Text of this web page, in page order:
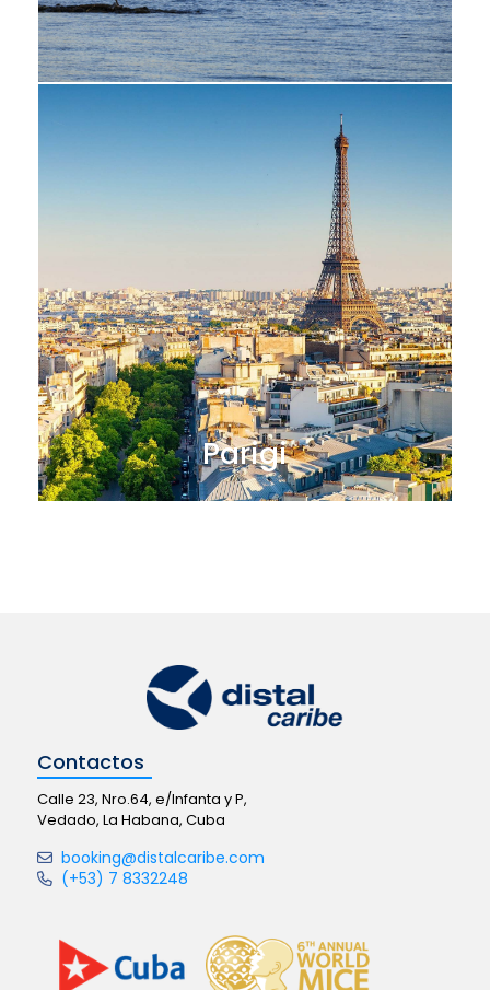
Parigi
Contactos
Calle 23, Nro.64, e/Infanta y P,
Vedado, La Habana, Cuba
booking@distalcaribe.com
(+53) 7 8332248